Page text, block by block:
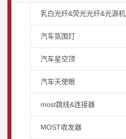
乳白光纤&荧光光纤&光源机
汽车氛围灯
汽车星空顶
汽车天使眼
most跳线&连接器
MOST收发器